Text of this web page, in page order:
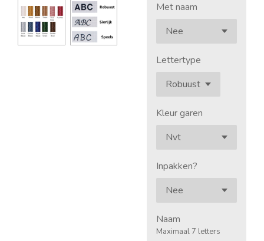
Met naam
Lettertype
Kleur garen
Inpakken?
Naam
Maximaal 7 letters